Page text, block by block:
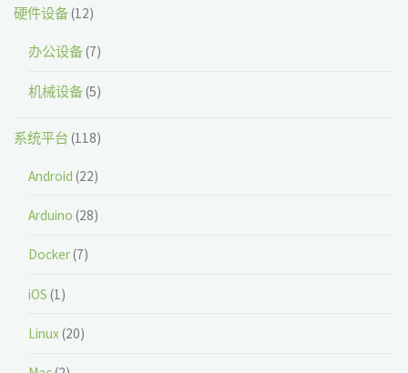
硬件设备(12)
办公设备(7)
机械设备(5)
系统平台 (118)
Android (22)
Arduino (28)
Docker(7)
iOS (1)
Linux(20)